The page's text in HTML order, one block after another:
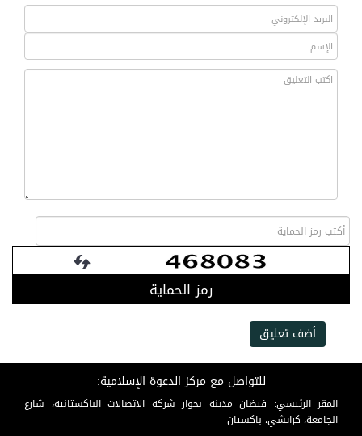
رمز الحماية
أضف تعليق
للتواصل مع مركز الدعوة الإسلامية:
المقر الرئيسي: فيضان مدينة بجوار شركة الاتصالات الباكستانية، شارع
الجامعة، كراتشي، باكستان